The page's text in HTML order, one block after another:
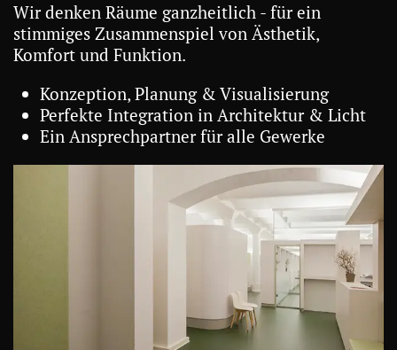
Wir denken Räume ganzheitlich - für ein
stimmiges Zusammenspiel von Ästhetik,
Komfort und Funktion.
Konzeption, Planung & Visualisierung
Perfekte Integration in Architektur & Licht
Ein Ansprechpartner für alle Gewerke